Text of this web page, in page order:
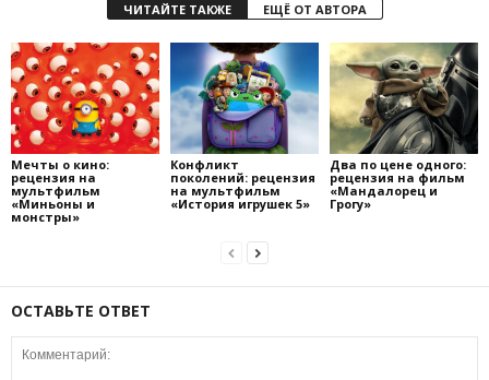
ЧИТАЙТЕ ТАКЖЕ ЕЩЁ ОТ АВТОРА
Мечты о кино:
рецензия на
мультфильм
«Миньоны и
монстры»
Конфликт
поколений: рецензия
на мультфильм
«История игрушек 5»
Два по цене одного:
рецензия на фильм
«Мандалорец и
Грогу»
ОСТАВЬТЕ ОТВЕТ